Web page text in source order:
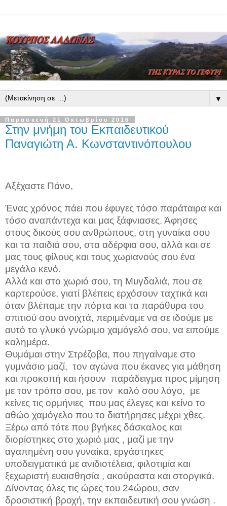
▼
Παρασκευή 21 Οκτωβρίου 2016
Στην μνήμη του Εκπαιδευτικού
Παναγιώτη Α. Κωνσταντινόπουλου
Αξέχαστε Πάνο,
Ένας χρόνος πάει που έφυγες τόσο παράταιρα και
τόσο αναπάντεχα και μας ξάφνιασες. Άφησες
στους δικούς σου ανθρώπους, στη γυναίκα σου
και τα παιδιά σου, στα αδέρφια σου, αλλά και σε
μας τους φίλους και τους χωριανούς σου ένα
μεγάλο κενό.
Αλλά και στο χωριό σου, τη Μυγδαλιά, που σε
καρτερούσε, γιατί βλέπεις ερχόσουν ταχτικά και
όταν βλέπαμε την πόρτα και τα παράθυρα του
σπιτιού σου ανοιχτά, περιμέναμε να σε ιδούμε με
αυτό το γλυκό γνώριμο χαμόγελό σου, να ειπούμε
καλημέρα.
Θυμάμαι στην Στρέζοβα, που πηγαίναμε στο
γυμνάσιο μαζί, τον αγώνα που έκανες για μάθηση
και προκοπή και ήσουν παράδειγμα προς μίμηση
με τον τρόπο σου, με τον καλό σου λόγο, με
κείνες τις ορμήνιες που μας έλεγες και κείνο το
αθώο χαμόγελο που το διατήρησες μέχρι χθες.
Ξέρω από τότε που βγήκες δάσκαλος και
διορίστηκες στο χωριό μας , μαζί με την
αγαπημένη σου γυναίκα, εργάστηκες
υποδειγματικά με ανιδιοτέλεια, φιλοτιμία και
ξεχωριστή ευαισθησία , ακούραστα και στοργικά.
Δίνοντας όλες τις ώρες του 24ώρου, σαν
δροσιστική βροχή, την εκπαιδευτική σου γνώση .